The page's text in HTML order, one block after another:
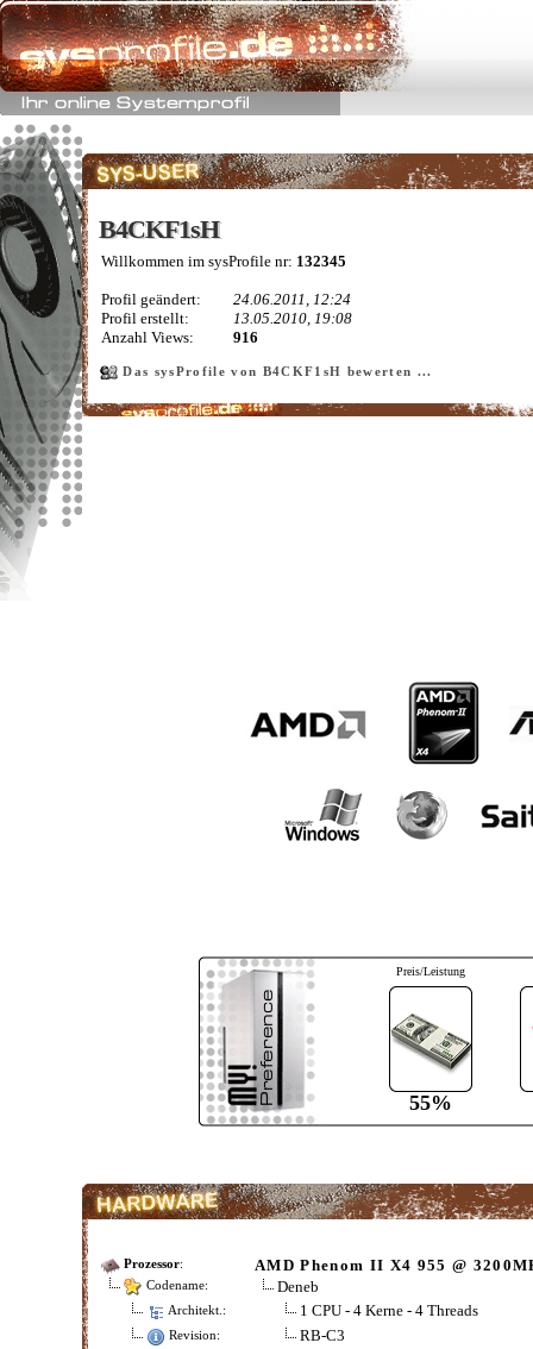
B4CKF1sH
B4CKF1sH
Willkommen im sysProfile nr: 132345
Profil geändert:
24.06.2011, 12:24
Profil erstellt:
13.05.2010, 19:08
Anzahl Views:
916
Das sysProfile von B4CKF1sH bewerten ...
Preis/Leistung
55%
Prozessor: AMD Phenom II X4 955 @
Codename: Deneb
Architekt.: 1 CPU - 4 Kerne - 4 Threads
Revision: RB-C3